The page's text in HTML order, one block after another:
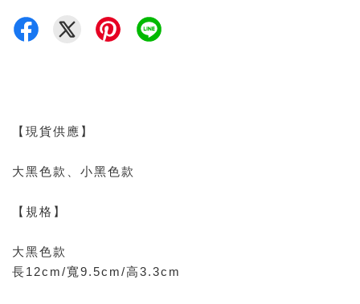
【現貨供應】
大黑色款、小黑色款
【規格】
大黑色款
長12cm/寬9.5cm/高3.3cm